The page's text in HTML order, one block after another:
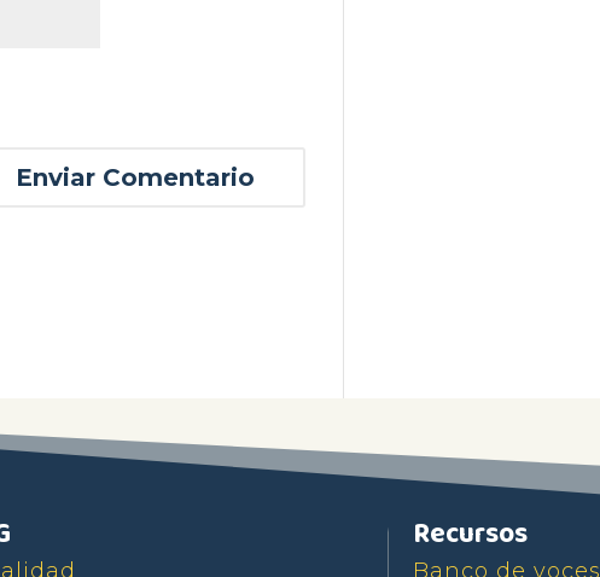
Recursos
Banco de voces